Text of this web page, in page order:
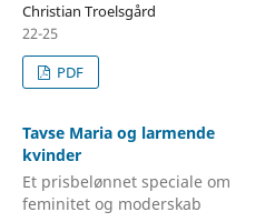
Christian Troelsgård
22-25
PDF
Tavse Maria og larmende
kvinder
Et prisbelønnet speciale om
feminitet og moderskab